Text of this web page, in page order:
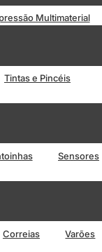
Multimaterial
Tintas e Pincéis
Sensores
Correias Varões